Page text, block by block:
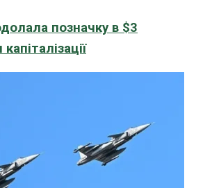
позначку в $3